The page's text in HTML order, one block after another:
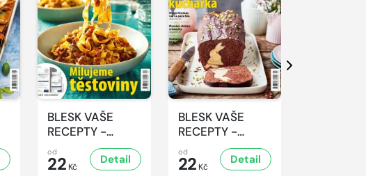
BLESK VAŠE
RECEPTY -
4/2026
od
22 Kč
Detail
BLESK VAŠE
RECEPTY -
3/2026
od
22 Kč
Detail
Další